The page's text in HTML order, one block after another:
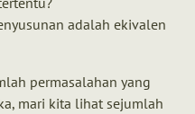
adalah ekivalen
permasalahan yang
mari kita lihat sejumlah